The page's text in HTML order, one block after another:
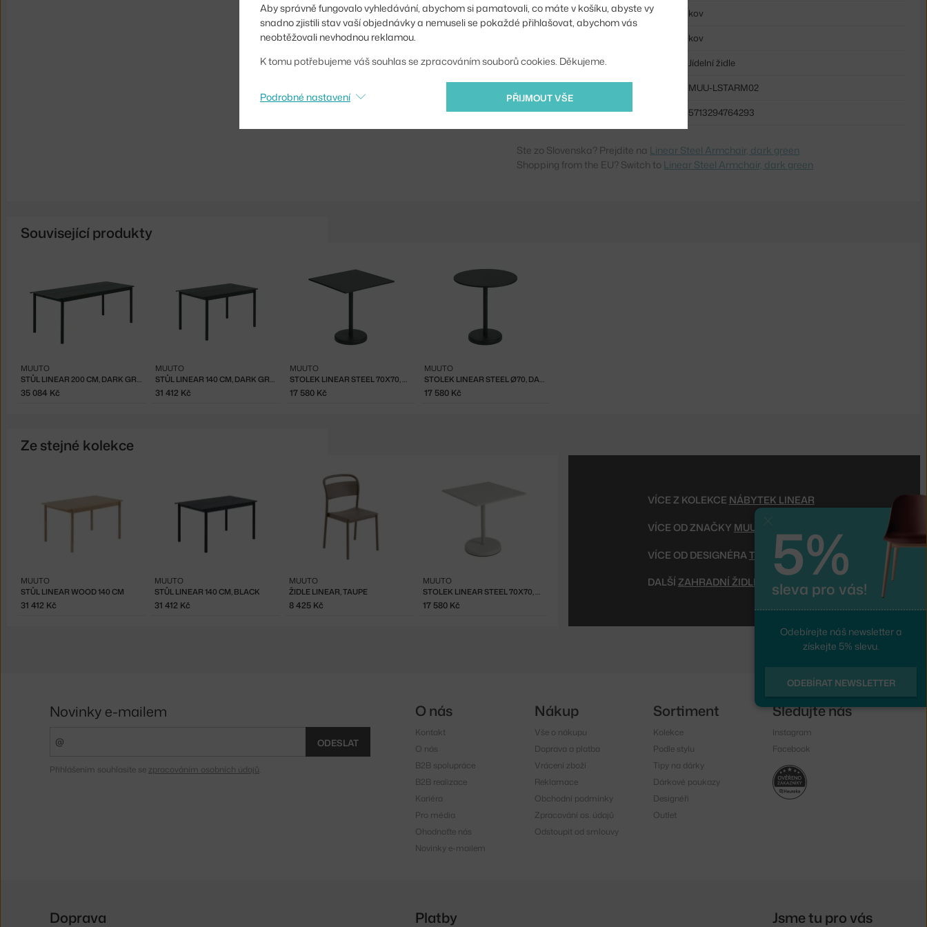
Sedák:
kov
kov
Typ:
Jídelní židle
MUU-LSTARM02
EAN
5713294764293
Ste zo Slovenska? Prejdite na Linear Steel Armchair, dark green
Shopping from the EU? Switch to Linear Steel Armchair, dark green
Související produkty
STŮL LINEAR 200 CM, DARK GREEN
MUUTO
35 084 Kč
STŮL LINEAR 140 CM, DARK GREEN
MUUTO
31 412 Kč
STOLEK LINEAR STEEL 70X70, DARK GREEN
MUUTO
17 580 Kč
STOLEK LINEAR STEEL Ø70, DARK GREEN
MUUTO
17 580 Kč
Ze stejné kolekce
STŮL LINEAR WOOD 140 CM
MUUTO
31 412 Kč
STŮL LINEAR 140 CM, BLACK
MUUTO
31 412 Kč
ŽIDLE LINEAR, TAUPE
MUUTO
8 425 Kč
STOLEK LINEAR STEEL 70X70, GREY
MUUTO
17 580 Kč
VÍCE Z KOLEKCE NÁBYTEK LINEAR
VÍCE OD ZNAČKY MUUTO
VÍCE OD DESIGNÉRA THOMAS BENTZEN
DALŠÍ ZAHRADNÍ ŽIDLE
Aby správně fungovalo vyhledávání, abychom si pamatovali, co máte v košíku, abyste vy
snadno zjistili stav vaší objednávky a nemuseli se pokaždé přihlašovat, abychom vás
neobtěžovali nevhodnou reklamou.
K tomu potřebujeme váš souhlas se zpracováním souborů cookies. Děkujeme.
PŘIJMOUT VŠE
Podrobné nastavení
5%
sleva pro vás!
Odebírejte náš newsletter a
získejte 5% slevu.
ODEBÍRAT NEWSLETTER
Novinky e-mailem
ODESLAT
Přihlášením souhlasíte se zpracováním osobních údajů
O nás
Kontakt
O nás
B2B spolupráce
B2B realizace
Kariéra
Pro média
Ohodnoťte nás
Novinky e-mailem
Nákup
Vše o nákupu
Doprava a platba
Vrácení zboží
Reklamace
Obchodní podmínky
Zpracování os. údajů
Odstoupit od smlouvy
Sortiment
Kolekce
Podle stylu
Tipy na dárky
Dárkové poukazy
Designéři
Outlet
Sledujte nás
Instagram
Facebook
Doprava Platby Jsme tu pro vás